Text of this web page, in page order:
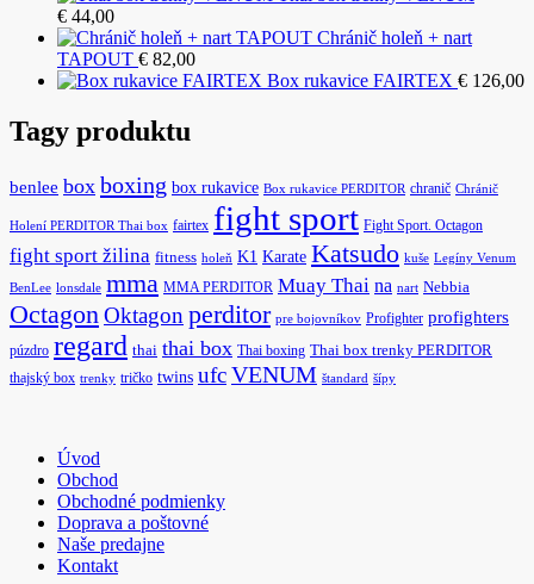
€ 44,00
Chránič holeň + nart
TAPOUT € 82,00
Box rukavice FAIRTEX € 126,00
Tagy produktu
benlee box boxing box rukavice Box rukavice PERDITOR chranič Chránič
Holení PERDITOR Thai box fairtex fight sport Fight Sport. Octagon
fight sport žilina fitness holeň K1 Karate Katsudo kuše Legíny Venum
BenLee lonsdale mma MMA PERDITOR Muay Thai na nart Nebbia
OctagonOktagon perditor pre bojovníkov Profighter profighters
púzdro regard thai thai box Thai boxing Thai box trenky PERDITOR
thajský box trenky tričko twins ufcVENUM štandard šípy
Úvod
Obchod
Obchodné podmienky
Doprava a poštovné
Naše predajne
Kontakt